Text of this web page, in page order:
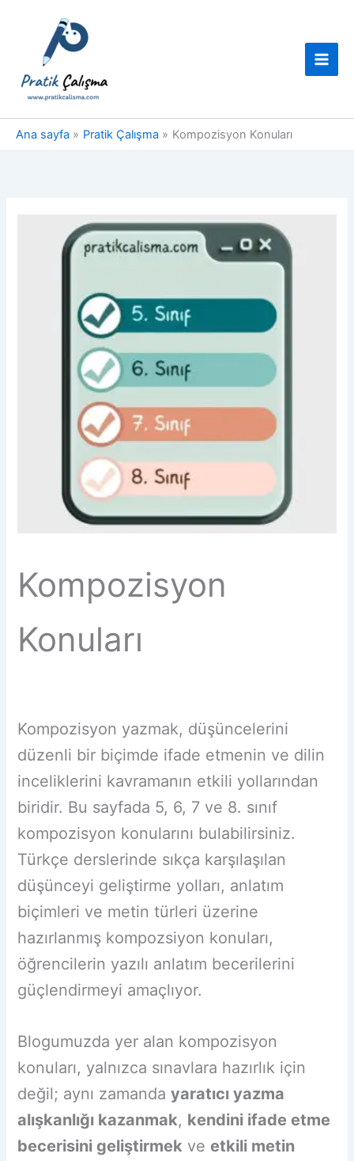
Ana sayfa Pratik Çalışma Kompozisyon Konuları
Kompozisyon
Konuları
Kompozisyon yazmak, düşüncelerini
düzenli bir biçimde ifade etmenin ve dilin
inceliklerini kavramanın etkili yollarından
biridir. Bu sayfada 5, 6, 7 ve 8. sınıf
kompozisyon konularını bulabilirsiniz.
Türkçe derslerinde sıkça karşılaşılan
düşünceyi geliştirme yolları, anlatım
biçimleri ve metin türleri üzerine
hazırlanmış kompozsiyon konuları,
öğrencilerin yazılı anlatım becerilerini
güçlendirmeyi amaçlıyor.
Blogumuzda yer alan kompozisyon
konuları, yalnızca sınavlara hazırlık için
değil; aynı zamandayaratıcı yazma
alışkanlığı kazanmak, kendini ifade etme
becerisini geliştirmek veetkili metin